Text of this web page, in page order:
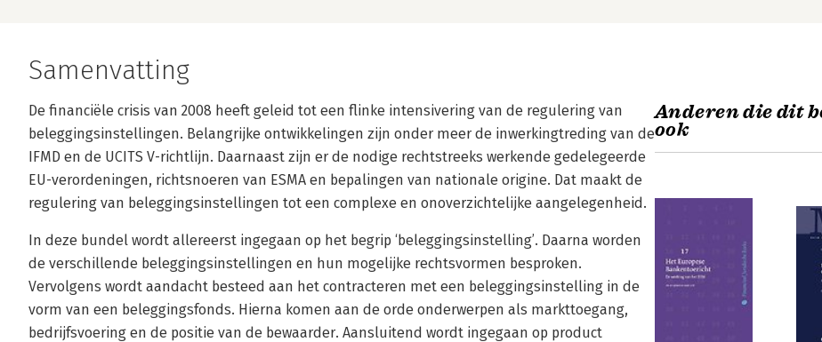
Samenvatting
De financiële crisis van 2008 heeft geleid tot een flinke intensivering van de regulering van
beleggingsinstellingen. Belangrijke ontwikkelingen zijn onder meer de inwerkingtreding van de
IFMD en de UCITS V-richtlijn. Daarnaast zijn er de nodige rechtstreeks werkende gedelegeerde
EU-verordeningen, richtsnoeren van ESMA en bepalingen van nationale origine. Dat maakt de
regulering van beleggingsinstellingen tot een complexe en onoverzichtelijke aangelegenheid.
In deze bundel wordt allereerst ingegaan op het begrip ‘beleggingsinstelling’. Daarna worden
de verschillende beleggingsinstellingen en hun mogelijke rechtsvormen besproken.
Vervolgens wordt aandacht besteed aan het contracteren met een beleggingsinstelling in de
vorm van een beleggingsfonds. Hierna komen aan de orde onderwerpen als markttoegang,
bedrijfsvoering en de positie van de bewaarder. Aansluitend wordt ingegaan op product
Anderen die dit
ook